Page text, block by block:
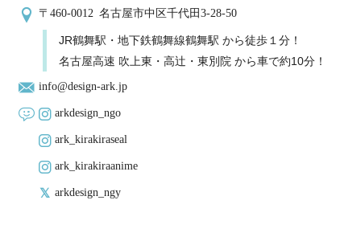
〒460-0012 名古屋市中区千代田3-28-50
JR鶴舞駅・地下鉄鶴舞線鶴舞駅 から徒歩１分！
名古屋高速 吹上東・高辻・東別院 から車で約10分！
info@design-ark.jp
arkdesign_ngo
ark_kirakiraseal
ark_kirakiraanime
arkdesign_ngy